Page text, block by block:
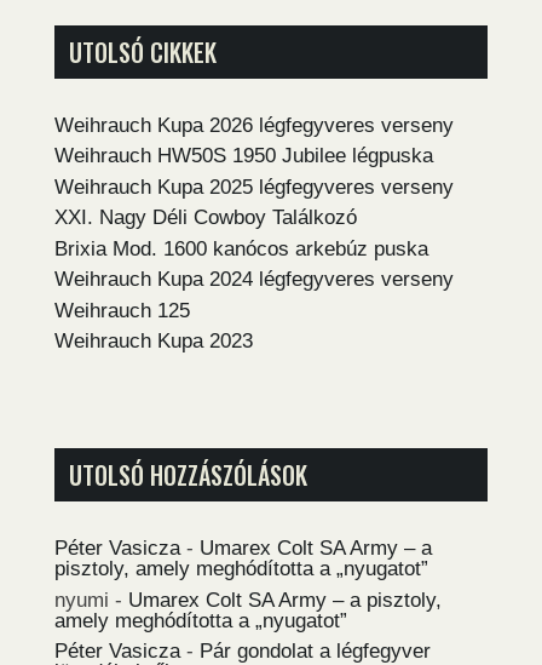
UTOLSÓ CIKKEK
Weihrauch Kupa 2026 légfegyveres verseny
Weihrauch HW50S 1950 Jubilee légpuska
Weihrauch Kupa 2025 légfegyveres verseny
XXI. Nagy Déli Cowboy Találkozó
Brixia Mod. 1600 kanócos arkebúz puska
Weihrauch Kupa 2024 légfegyveres verseny
Weihrauch 125
Weihrauch Kupa 2023
UTOLSÓ HOZZÁSZÓLÁSOK
Péter Vasicza- Umarex Colt SA Army – a
pisztoly, amely meghódította a „nyugatot”
nyumi - Umarex Colt SA Army – a pisztoly,
amely meghódította a „nyugatot”
Péter Vasicza- Pár gondolat a légfegyver